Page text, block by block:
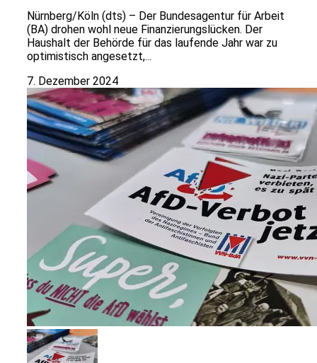
Nürnberg/Köln (dts) – Der Bundesagentur für Arbeit
(BA) drohen wohl neue Finanzierungslücken. Der
Haushalt der Behörde für das laufende Jahr war zu
optimistisch angesetzt,...
7. Dezember 2024